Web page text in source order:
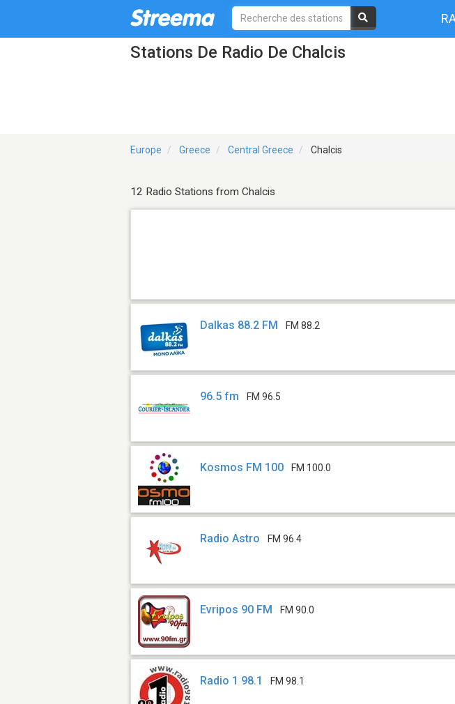
Stations De Radio De Chalcis
Europe Greece Central Greece Chalcis
12 Radio Stations from Chalcis
Dalkas 88.2 FM FM 88.2
96.5 fm FM 96.5
Kosmos FM 100 FM 100.0
Radio Astro FM 96.4
Evripos 90 FM FM 90.0
Radio 1 98.1 FM 98.1